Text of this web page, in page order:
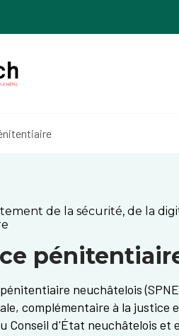
de la sécurité, de la
neuchâtelois
complémentaire à la justice
Conseil d'État neuchâtelois et